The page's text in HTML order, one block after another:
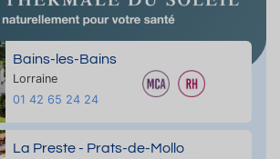
Bains-les-Bains
Lorraine
01 42 65 24 24
La Preste - Prats-de-Mollo